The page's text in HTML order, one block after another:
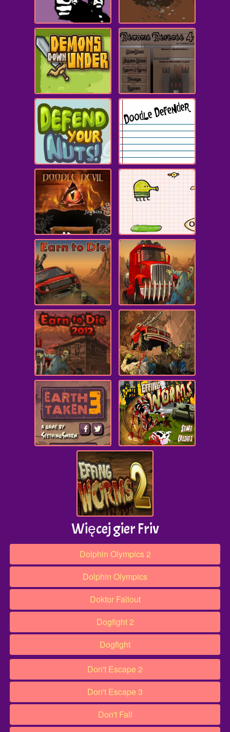
Więcej gier Friv
Dolphin Olympics 2
Dolphin Olympics
Doktor Fallout
Dogfight 2
Dogfight
Don't Escape 2
Don't Escape 3
Don't Fall